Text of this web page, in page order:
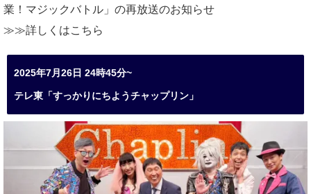
業！マジックバトル」の再放送のお知らせ
≫≫詳しくはこちら
2025年7月26日 24時45分~
テレ東「すっかりにちようチャップリン」